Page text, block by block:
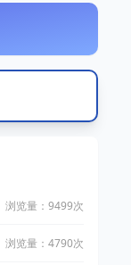
浏览量：9499次
浏览量：4790次